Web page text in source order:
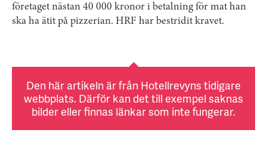
företaget nästan 40 000 kronor i betalning för mat han
ska ha ätit på pizzerian. HRF har bestridit kravet.
Den här artikeln är från Hotellrevyns tidigare
webbplats. Därför kan det till exempel saknas
bilder eller finnas länkar som inte fungerar.